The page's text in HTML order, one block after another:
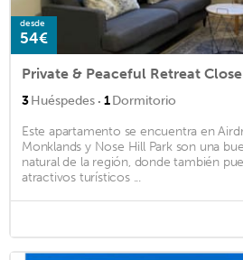
desde
54€
3Huéspedes · 1Dormitorio
Este apartamento se encuentra en
Monklands y Nose Hill Park son una
natural de la región, donde también
atractivos turísticos ...